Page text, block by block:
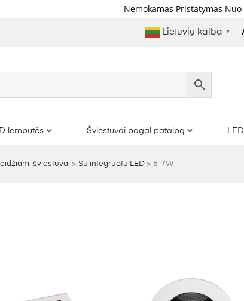
Nemokamas Pristatymas Nuo €100
Lietuvių kalba ▼
lemputės Šviestuvai pagal patalpą
Įleidžiami šviestuvai > Su integruotu LED > 6-7W